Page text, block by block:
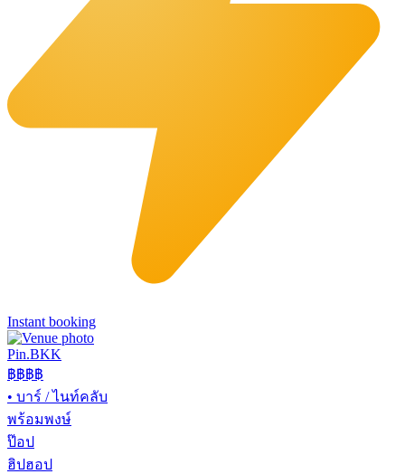
Instant booking
Pin.BKK
฿฿฿฿
• บาร์ / ไนท์คลับ
พร้อมพงษ์
ป๊อป
ฮิปฮอป